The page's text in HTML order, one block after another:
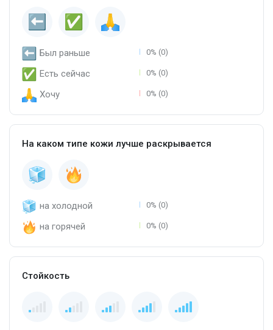
Был раньше 0% (0)
Есть сейчас 0% (0)
Хочу 0% (0)
На каком типе кожи лучше раскрывается
на холодной 0% (0)
на горячей 0% (0)
Стойкость